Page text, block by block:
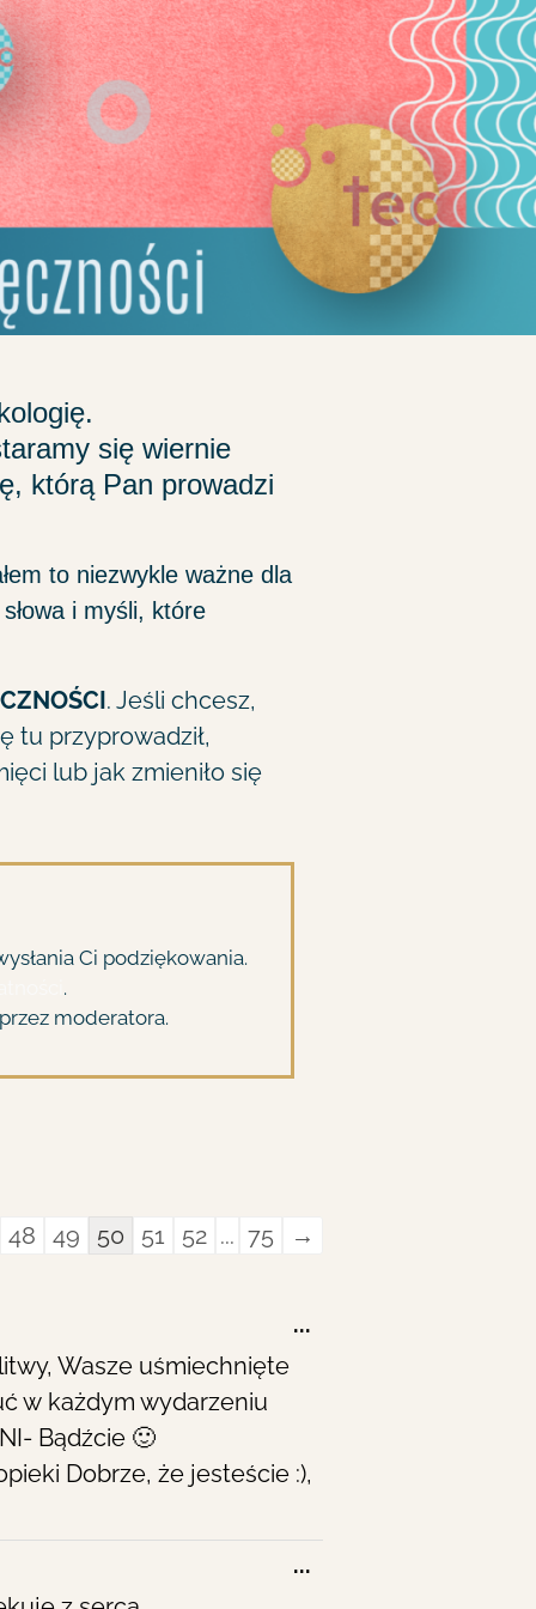
się wiernie
którą Pan prowadzi
to niezwykle ważne dla
i myśli, które
. Jeśli chcesz,
tu przyprowadził,
lub jak zmieniło się
Ci podziękowania.
.
moderatora.
48 49 50 51 52 ... 75 →
Wasze uśmiechnięte
w każdym wydarzeniu
Bądźcie 🙂
Dobrze, że jesteście :),
...
...